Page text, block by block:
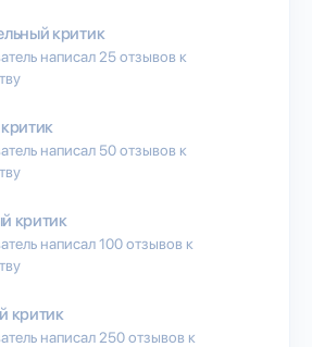
критик
написал 25 отзывов к
написал 50 отзывов к
критик
написал 100 отзывов к
критик
написал 250 отзывов к